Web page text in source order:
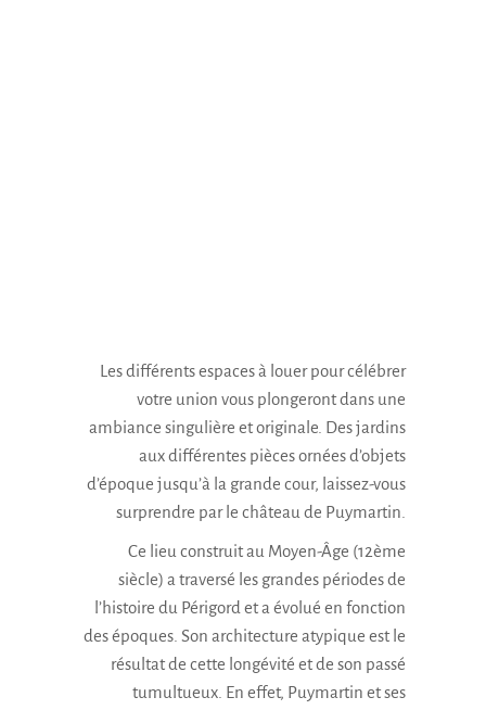
Les différents espaces à louer pour célébrer
votre union vous plongeront dans une
ambiance singulière et originale. Des jardins
aux différentes pièces ornées d’objets
d’époque jusqu’à la grande cour, laissez-vous
surprendre par le château de Puymartin.
Ce lieu construit au Moyen-Âge (12ème
siècle) a traversé les grandes périodes de
l’histoire du Périgord et a évolué en fonction
des époques. Son architecture atypique est le
résultat de cette longévité et de son passé
tumultueux. En effet, Puymartin et ses